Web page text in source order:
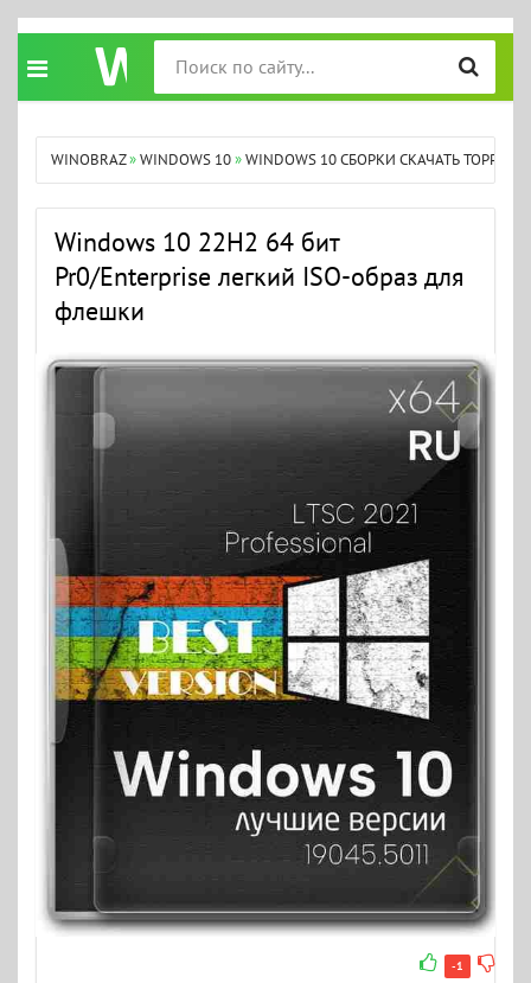
WINOBRAZ»WINDOWS 10»WINDOWS 10 СБОРКИ СКАЧАТЬ ТОРРЕНТ
Windows 10 22H2 64 бит
Pr0/Enterprise легкий ISO-образ для
флешки
-1